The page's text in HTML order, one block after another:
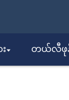
တယ်လီဖုန်
ကွ